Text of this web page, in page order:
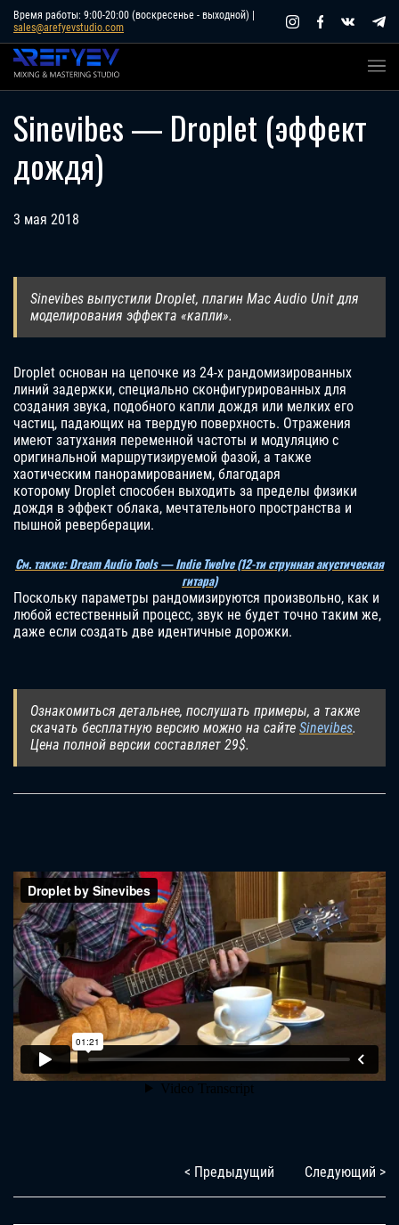
Skip
content
Время работы: 9:00-20:00 (воскресенье - выходной) |
sales@arefyevstudio.com
Sinevibes — Droplet (эффект
дождя)
3 мая 2018
Sinevibes выпустили Droplet, плагин Mac Audio Unit для
моделирования эффекта «капли».
Droplet основан на цепочке из 24-х рандомизированных
линий задержки, специально сконфигурированных для
создания звука, подобного капли дождя или мелких его
частиц, падающих на твердую поверхность. Отражения
имеют затухания переменной частоты и модуляцию с
оригинальной маршрутизируемой фазой, а также
хаотическим панорамированием, благодаря
которому Droplet способен выходить за пределы физики
дождя в эффект облака, мечтательного пространства и
пышной реверберации.
См. также: Dream Audio Tools — Indie Twelve (12-ти струнная акустическая
гитара)
Поскольку параметры рандомизируются произвольно, как и
любой естественный процесс, звук не будет точно таким же,
даже если создать две идентичные дорожки.
Ознакомиться детальнее, послушать примеры, а также
скачать бесплатную версию можно на сайте Sinevibes.
Цена полной версии составляет 29$.
< Предыдущий Следующий >